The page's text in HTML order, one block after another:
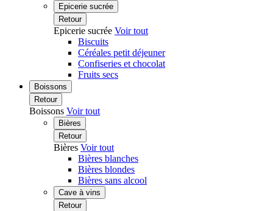
Epicerie sucrée
Retour
Epicerie sucrée Voir tout
Biscuits
Céréales petit déjeuner
Confiseries et chocolat
Fruits secs
Boissons
Retour
Boissons Voir tout
Bières
Retour
Bières Voir tout
Bières blanches
Bières blondes
Bières sans alcool
Cave à vins
Retour